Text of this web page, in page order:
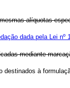
alíquotas
dada pela Lei nº
mediante
à